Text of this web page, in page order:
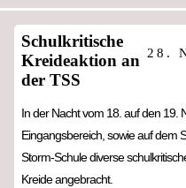
28.
Schulkritische
Kreideaktion an
der TSS
In der Nacht vom 18. auf den 19.
Eingangsbereich, sowie auf dem
Storm-Schule diverse
Kreide angebracht.